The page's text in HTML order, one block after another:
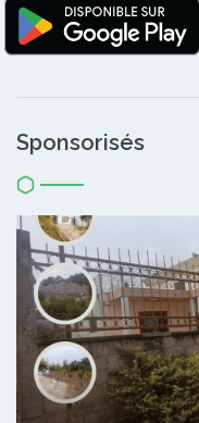
Sponsorisés